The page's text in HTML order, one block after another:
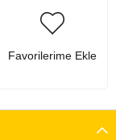
Favorilerime Ekle